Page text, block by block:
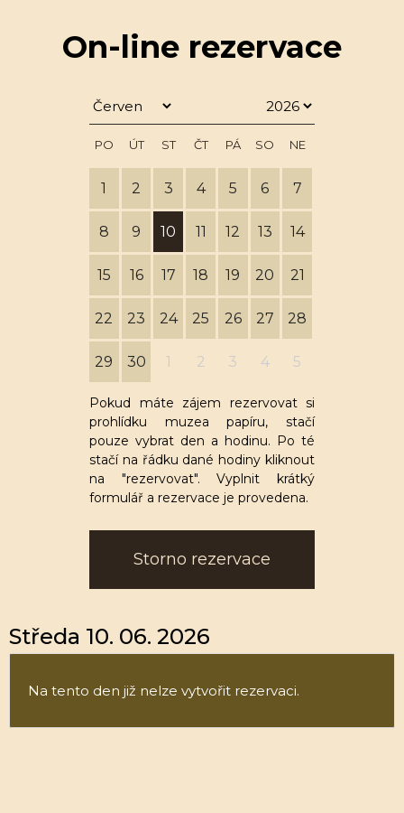
On-line rezervace
PO ÚT ST ČT PÁ SO NE
1 2 3 4 5 6 7
8 9 10 11 12 13 14
15 16 17 18 19 20 21
22 23 24 25 26 27 28
29 30 1 2 3 4 5
Pokud máte zájem rezervovat si
prohlídku muzea papíru, stačí
pouze vybrat den a hodinu. Po té
stačí na řádku dané hodiny kliknout
na "rezervovat". Vyplnit krátký
formulář a rezervace je provedena.
Storno rezervace
Středa 10. 06. 2026
Na tento den již nelze vytvořit rezervaci.